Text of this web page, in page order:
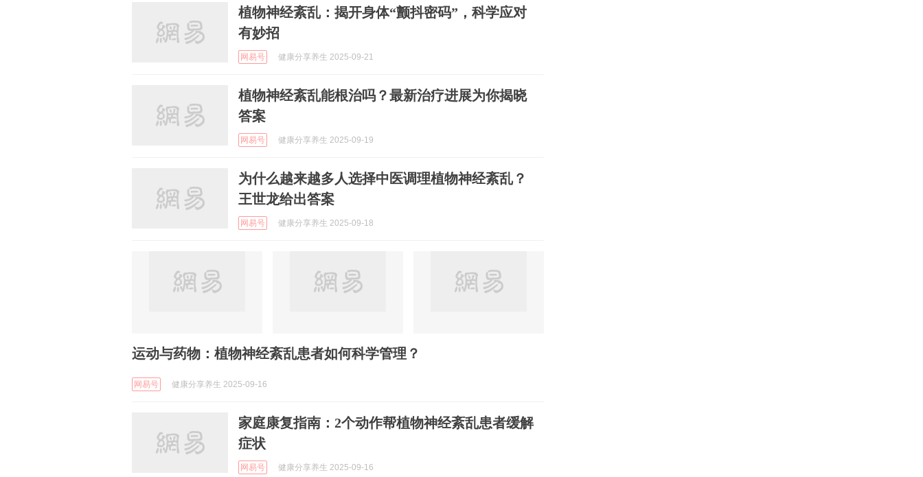
植物神经紊乱：揭开身体“颤抖密码”，科学应对
有妙招
网易号 健康分享养生 2025-09-21
植物神经紊乱能根治吗？最新治疗进展为你揭晓
答案
网易号 健康分享养生 2025-09-19
为什么越来越多人选择中医调理植物神经紊乱？
王世龙给出答案
网易号 健康分享养生 2025-09-18
运动与药物：植物神经紊乱患者如何科学管理？
网易号 健康分享养生 2025-09-16
家庭康复指南：2个动作帮植物神经紊乱患者缓解
症状
网易号 健康分享养生 2025-09-16